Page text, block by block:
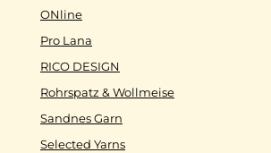
ONline
Pro Lana
RICO DESIGN
Rohrspatz & Wollmeise
Sandnes Garn
Selected Yarns